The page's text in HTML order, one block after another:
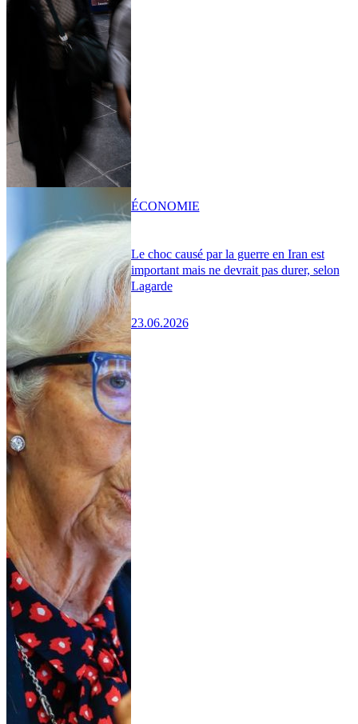
Le choc causé par la guerre en Iran est
important mais ne devrait pas durer, selon
Lagarde
23.06.2026
ÉCONOMIE